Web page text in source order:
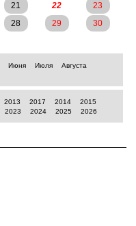
21 22
23
28 29
30
Июня Июля
Августа
2013 2017 2014
2015
2023 2024 2025 2026